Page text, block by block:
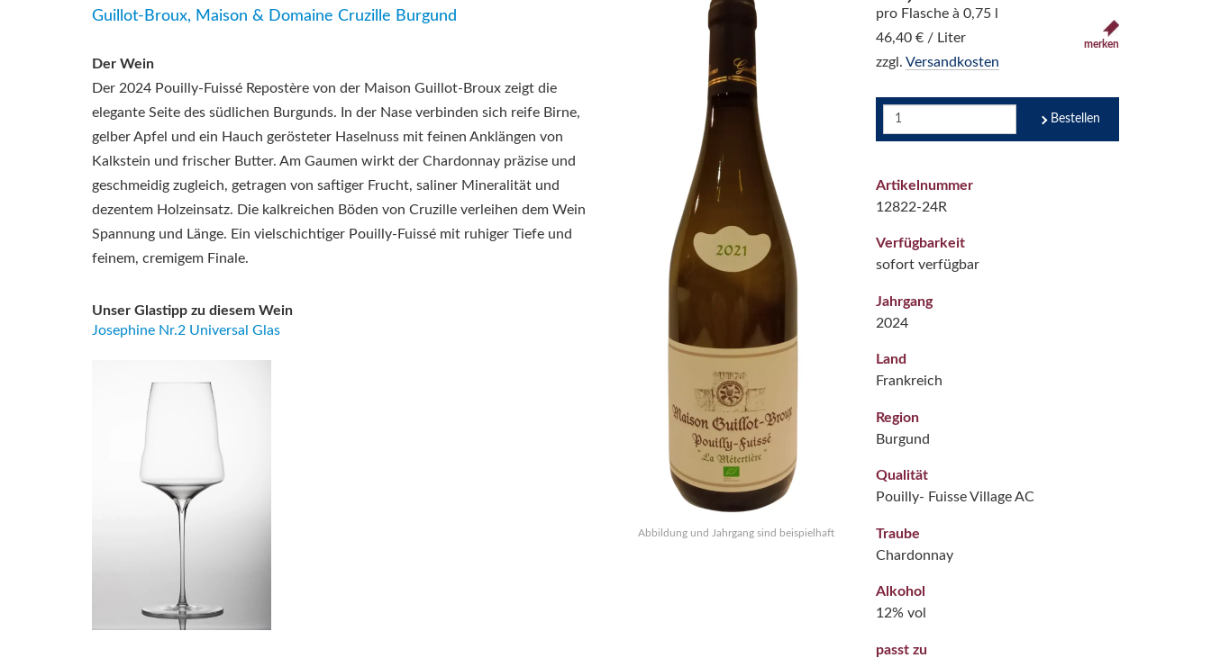
Guillot-Broux, Maison & Domaine Cruzille Burgund
Der Wein
Der 2024 Pouilly-Fuissé Repostère von der Maison Guillot-Broux zeigt die
elegante Seite des südlichen Burgunds. In der Nase verbinden sich reife Birne,
gelber Apfel und ein Hauch gerösteter Haselnuss mit feinen Anklängen von
Kalkstein und frischer Butter. Am Gaumen wirkt der Chardonnay präzise und
geschmeidig zugleich, getragen von saftiger Frucht, saliner Mineralität und
dezentem Holzeinsatz. Die kalkreichen Böden von Cruzille verleihen dem Wein
Spannung und Länge. Ein vielschichtiger Pouilly-Fuissé mit ruhiger Tiefe und
feinem, cremigem Finale.
Unser Glastipp zu diesem Wein
Josephine Nr.2 Universal Glas
Abbildung und Jahrgang sind beispielhaft
pro Flasche à 0,75 l
46,40 € / Liter
zzgl. Versandkosten
merken
Bestellen
Artikelnummer
12822-24R
Verfügbarkeit
sofort verfügbar
Jahrgang
2024
Land
Frankreich
Region
Burgund
Qualität
Pouilly- Fuisse Village AC
Traube
Chardonnay
Alkohol
12% vol
passt zu